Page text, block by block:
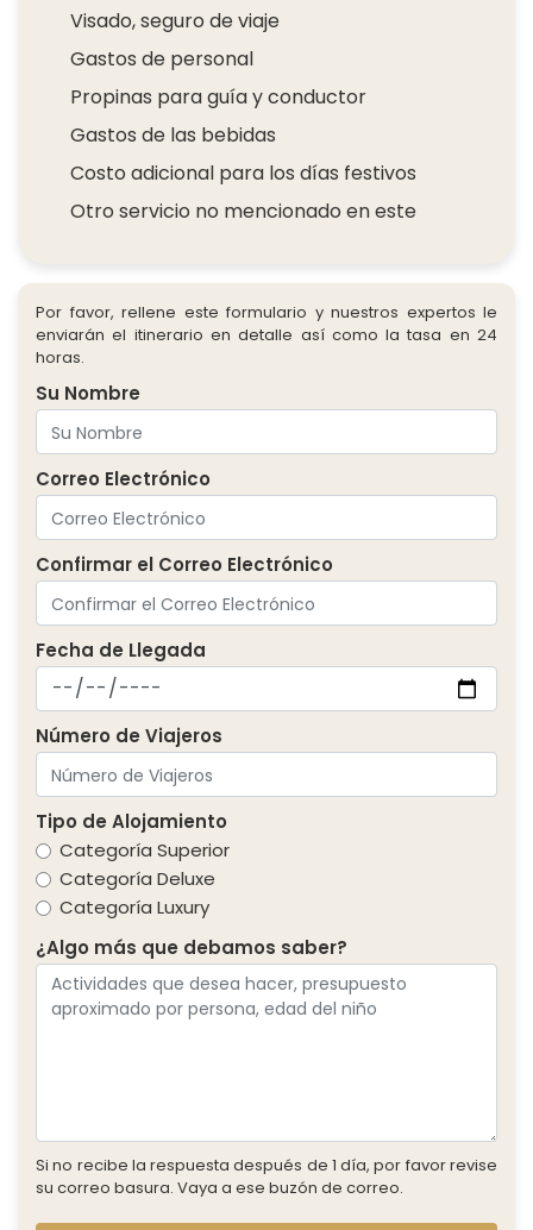
Visado, seguro de viaje
Gastos de personal
Propinas para guía y conductor
Gastos de las bebidas
Costo adicional para los días festivos
Otro servicio no mencionado en este
Por favor, rellene este formulario y nuestros expertos le
enviarán el itinerario en detalle así como la tasa en 24
horas.
Su Nombre
Correo Electrónico
Confirmar el Correo Electrónico
Fecha de Llegada
Número de Viajeros
Tipo de Alojamiento
Categoría Superior
Categoría Deluxe
Categoría Luxury
¿Algo más que debamos saber?
Si no recibe la respuesta después de 1 día, por favor revise
su correo basura. Vaya a ese buzón de correo.